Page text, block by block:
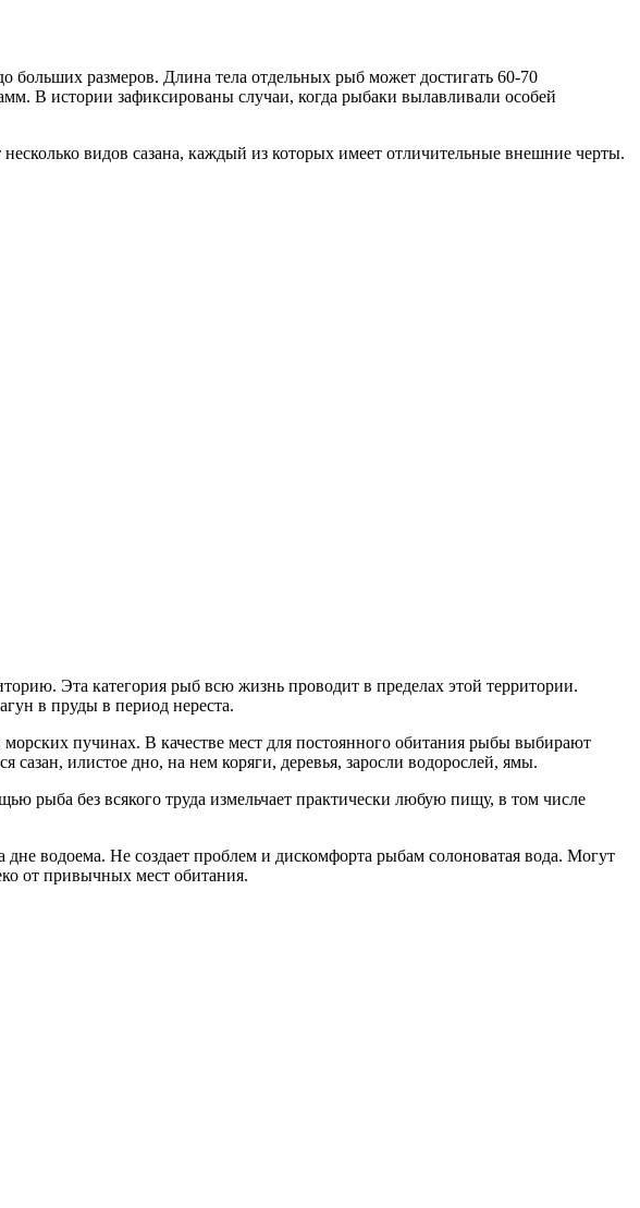
больших размеров. Длина тела отдельных рыб может достигать 60-70
В истории зафиксированы случаи, когда рыбаки вылавливали особей
видов сазана, каждый из которых имеет отличительные внешние черты.
Эта категория рыб всю жизнь проводит в пределах этой территории.
в пруды в период нереста.
пучинах. В качестве мест для постоянного обитания рыбы выбирают
илистое дно, на нем коряги, деревья, заросли водорослей, ямы.
рыба без всякого труда измельчает практически любую пищу, в том числе
водоема. Не создает проблем и дискомфорта рыбам солоноватая вода. Могут
от привычных мест обитания.